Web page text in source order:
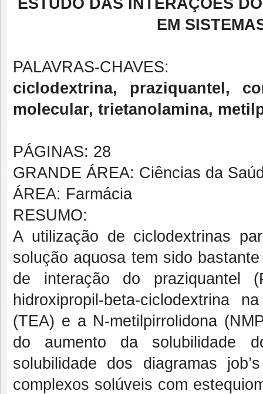
ESTUDO DAS INTERAÇÕES
EM
PALAVRAS-CHAVES:
ciclodextrina, praziquantel,
molecular, trietanolamina,
PÁGINAS: 28
GRANDE ÁREA: Ciências da
ÁREA: Farmácia
RESUMO:
A utilização de ciclodextrinas
solução aquosa tem sido
de interação do praziquantel
hidroxipropil-beta-ciclodextrina
(TEA) e a N-metilpirrolidona
do aumento da solubilidade
solubilidade dos diagramas
complexos solúveis com